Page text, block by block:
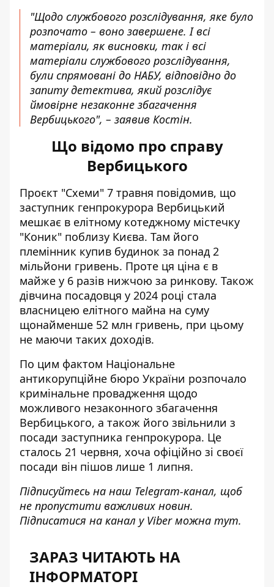
"Щодо службового розслідування, яке було
розпочато – воно завершене. І всі
матеріали, як висновки, так і всі
матеріали службового розслідування,
були спрямовані до НАБУ, відповідно до
запиту детектива, який розслідує
ймовірне незаконне збагачення
Вербицького", – заявив Костін.
Що відомо про справу
Вербицького
Проєкт "Схеми" 7 травня повідомив, що
заступник генпрокурора Вербицький
мешкає в елітному котеджному містечку
"Коник" поблизу Києва. Там його
племінник купив будинок за понад 2
мільйони гривень. Проте ця ціна є в
майже у 6 разів нижчою за ринкову. Також
дівчина посадовця у 2024 році стала
власницею елітного майна на суму
щонайменше 52 млн гривень, при цьому
не маючи таких доходів.
По цим фактом Національне
антикорупційне бюро України розпочало
кримінальне провадження щодо
можливого незаконного збагачення
Вербицького, а також його звільнили з
посади заступника генпрокурора. Це
сталось 21 червня, хоча офіційно зі своєї
посади він пішов лише 1 липня.
Підписуйтесь на наш Telegram-канал, щоб
не пропустити важливих новин.
Підписатися на канал у Viber можна тут.
ЗАРАЗ ЧИТАЮТЬ НА
ІНФОРМАТОРІ